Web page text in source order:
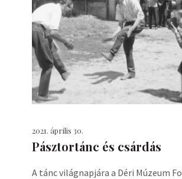
2021. április 30.
Pásztortánc és csárdás
A tánc világnapjára a Déri Múzeum